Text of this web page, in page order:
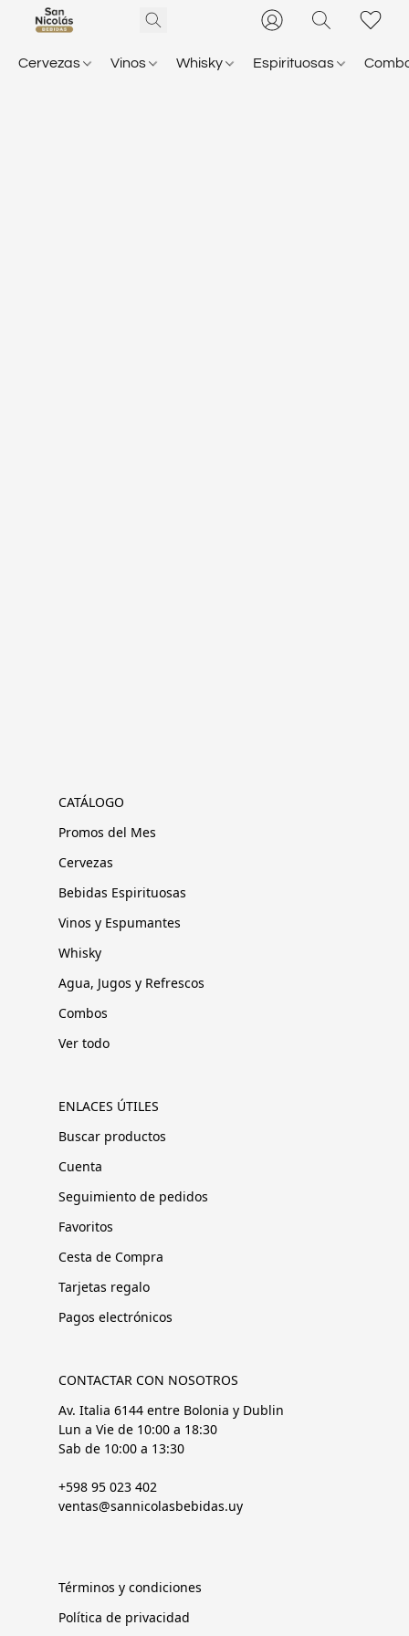
Cervezas Vinos Whisky Espirituosas
CATÁLOGO
Promos del Mes
Cervezas
Bebidas Espirituosas
Vinos y Espumantes
Whisky
Agua, Jugos y Refrescos
Combos
Ver todo
ENLACES ÚTILES
Buscar productos
Cuenta
Seguimiento de pedidos
Favoritos
Cesta de Compra
Tarjetas regalo
Pagos electrónicos
CONTACTAR CON NOSOTROS
Av. Italia 6144 entre Bolonia y Dublin
Lun a Vie de 10:00 a 18:30
Sab de 10:00 a 13:30
+598 95 023 402
ventas@sannicolasbebidas.uy
Términos y condiciones
Política de privacidad